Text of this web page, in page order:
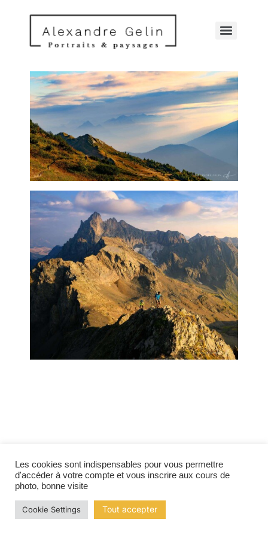
Les cookies sont indispensables pour vous permettre
d'accéder à votre compte et vous inscrire aux cours de
photo, bonne visite
Cookie Settings Tout accepter